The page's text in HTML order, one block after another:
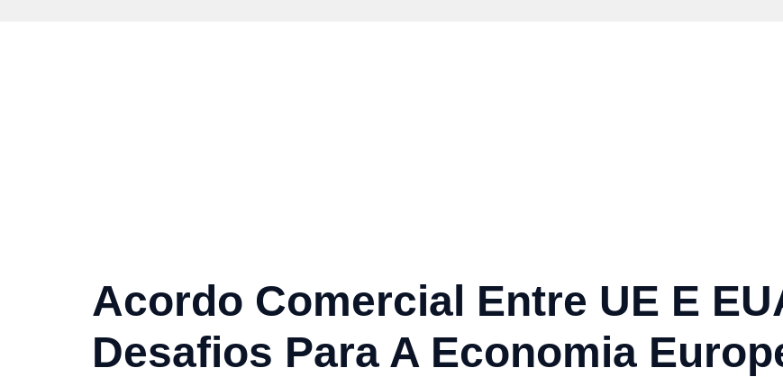
Acordo Comercial Entre UE E
Desafios Para A Economia